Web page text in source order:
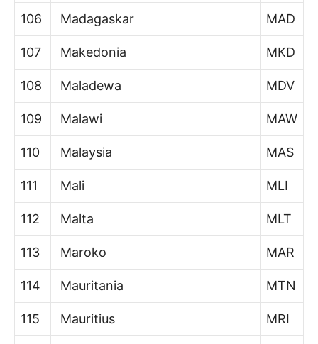
106 Madagaskar MAD
107 Makedonia MKD
108 Maladewa MDV
109 Malawi MAW
110 Malaysia MAS
111 Mali MLI
112 Malta MLT
113 Maroko MAR
114 Mauritania MTN
115 Mauritius MRI